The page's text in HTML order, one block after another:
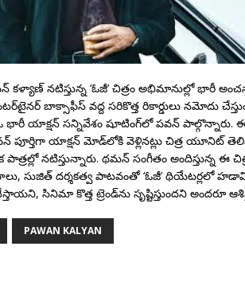
కళ్యాణ్ నటిస్తున్న ‘ఓజీ’ చిత్రం అభిమానుల్లో భారీ
బాక్సాఫీస్ వద్ద సరికొత్త రికార్డులు నమోదు
ఓ భారీ యాక్షన్ సన్నివేశం షూటింగ్‌లో పవన్
పూర్తిగా యాక్షన్ మోడ్‌లోకి వెళ్లినట్లు చిత్ర
పాత్రల్లో నటిస్తున్నారు. థమన్ సంగీతం అందిస్తున్న
సుజిత్ దర్శకత్వ పాటవంతో ‘ఓజీ’ థియేటర్లలో
సినిమా కొత్త ట్రెండ్‌ను సృష్టిస్తుందని అందరూ
PAWAN KALYAN